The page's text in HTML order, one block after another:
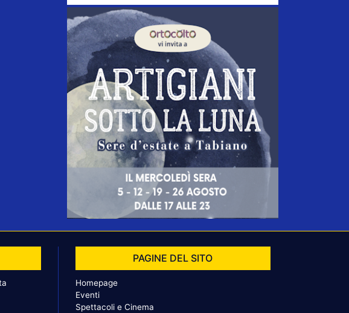
PAGINE DEL SITO
Homepage
Eventi
Spettacoli e Cinema